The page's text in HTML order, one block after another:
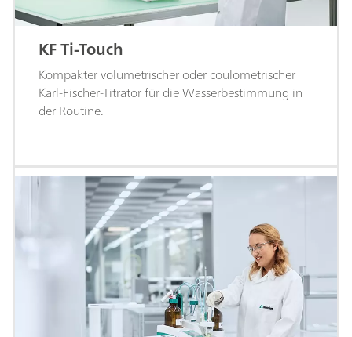
KF Ti-Touch
Kompakter volumetrischer oder coulometrischer
Karl-Fischer-Titrator für die Wasserbestimmung in
der Routine.